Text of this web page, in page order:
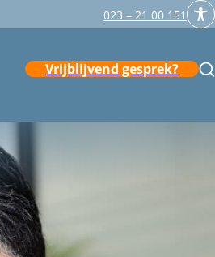
023 – 21 00 151
Vrijblijvend gesprek?